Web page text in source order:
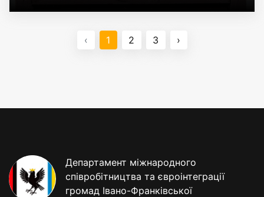
‹ 1 2 3 ›
Департамент міжнародного
співробітництва та євроінтеграції
громад Івано-Франківської